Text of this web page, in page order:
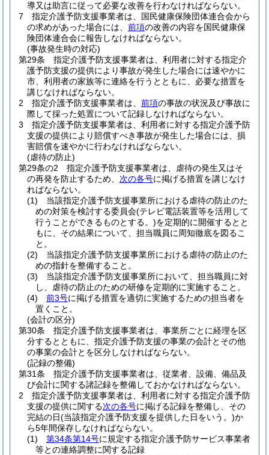
導又は助言に従って必要な改善を行わなければならない。
7
指定介護予防支援事業者は、国民健康保険団体連合会から
の求めがあった場合には、 前項の改善の内容を国民健康保
険団体連合会に報告しなければならない。
(事故発生時の対応)
第29条
指定介護予防支援事業者は、利用者に対する指定介
護予防支援の提供により事故が発生した場合には速やかに
市、利用者の家族等に連絡を行うとともに、必要な措置を
講じなければならない。
2
指定介護予防支援事業者は、 前項の事故の状況及び事故に
際して採った処置について記録しなければならない。
3
指定介護予防支援事業者は、利用者に対する指定介護予防
支援の提供により賠償すべき事故が発生した場合には、損
害賠償を速やかに行わなければならない。
(虐待の防止)
第29条の2
指定介護予防支援事業者は、虐待の発生又はそ
の再発を防止するため、 次の各号に掲げる措置を講じなけ
ればならない。
(1)
当該指定介護予防支援事業所における虐待の防止のた
めの対策を検討する委員会(テレビ電話装置等を活用して
行うことができるものとする。)を定期的に開催するとと
もに、その結果について、担当職員に周知徹底を図るこ
と。
(2)
当該指定介護予防支援事業所における虐待の防止のた
めの指針を整備すること。
(3)
当該指定介護予防支援事業所において、担当職員に対
し、虐待の防止のための研修を定期的に実施すること。
(4)
前3号に掲げる措置を適切に実施するための担当者を
置くこと。
(会計の区分)
第30条
指定介護予防支援事業者は、事業所ごとに経理を区
分するとともに、指定介護予防支援の事業の会計とその他
の事業の会計とを区分しなければならない。
(記録の整備)
第31条
指定介護予防支援事業者は、従業者、設備、備品及
び会計に関する諸記録を整備しておかなければならない。
2
指定介護予防支援事業者は、利用者に対する指定介護予防
支援の提供に関する次の各号に掲げる記録を整備し、その
完結の日(当該指定介護予防支援を提供した日をいう。)か
ら5年間保存しなければならない。
(1)
第34条第14号に規定する指定介護予防サービス事業者
等との連絡調整に関する記録